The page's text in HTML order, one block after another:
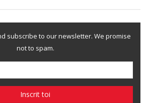
subscribe to our newsletter. We promise
not to spam.